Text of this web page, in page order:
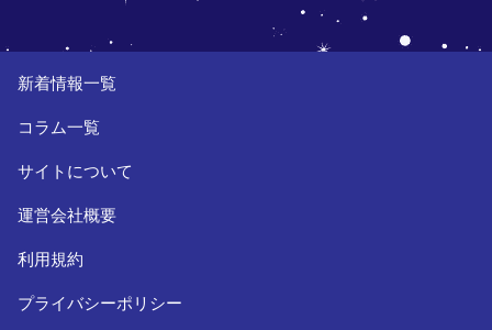
新着情報一覧
コラム一覧
サイトについて
運営会社概要
利用規約
プライバシーポリシー